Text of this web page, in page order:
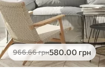
966.66грн580.00 грн